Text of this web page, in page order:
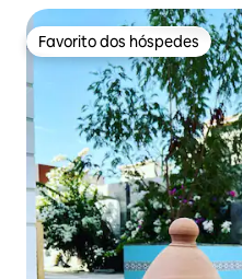
Favorito dos hóspedes
Favorito dos hóspedes